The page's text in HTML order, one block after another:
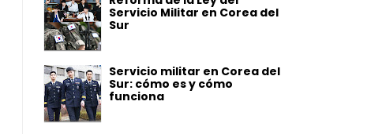
Servicio Militar en Corea del
Sur
Servicio militar en Corea del
Sur: cómo es y cómo
funciona